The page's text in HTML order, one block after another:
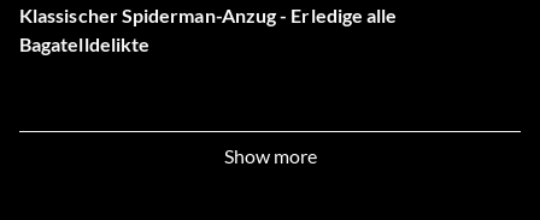
Klassischer Spiderman-Anzug - Erledige alle
Bagatelldelikte
Show more